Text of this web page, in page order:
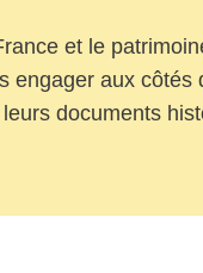
et le
engager aux
documents